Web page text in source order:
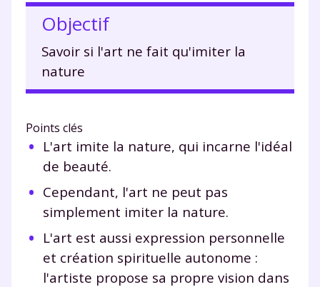
Objectif
Savoir si l'art ne fait qu'imiter la
nature
Points clés
L'art imite la nature, qui incarne l'idéal
de beauté.
Cependant, l'art ne peut pas
simplement imiter la nature.
L'art est aussi expression personnelle
et création spirituelle autonome :
l'artiste propose sa propre vision dans